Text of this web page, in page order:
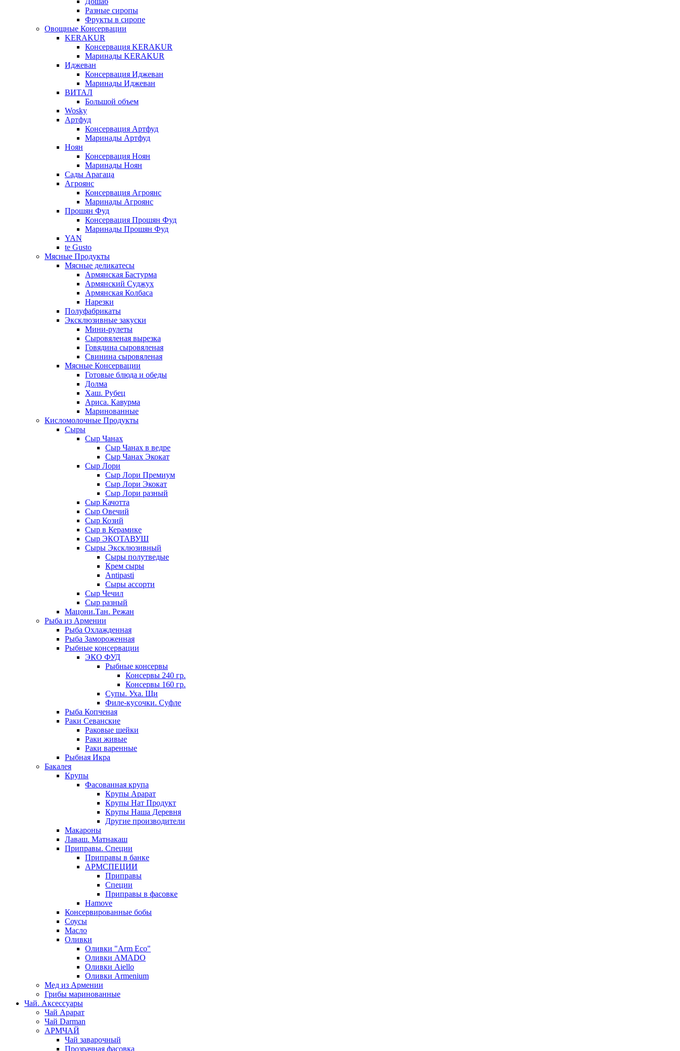
Разные сиропы
Фрукты в сиропе
Овощные Консервации
KERAKUR
Консервация KERAKUR
Маринады KERAKUR
Иджеван
Консервация Иджеван
Маринады Иджеван
ВИТАЛ
Большой объем
Wosky
Артфуд
Консервация Артфуд
Маринады Артфуд
Ноян
Консервация Ноян
Маринады Ноян
Сады Арагаца
Агроянс
Консервация Агроянс
Маринады Агроянс
Прошян Фуд
Консервация Прошян Фуд
Маринады Прошян Фуд
YAN
te Gusto
Мясные Продукты
Мясные деликатесы
Армянская Бастурма
Армянский Суджух
Армянская Колбаса
Нарезки
Полуфабрикаты
Эксклюзивные закуски
Мини-рулеты
Сыровяленая вырезка
Говядина сыровяленая
Свинина сыровяленая
Мясные Консервации
Готовые блюда и обеды
Долма
Хаш. Рубец
Ариса. Кавурма
Маринованные
Кисломолочные Продукты
Сыры
Сыр Чанах
Сыр Чанах в ведре
Сыр Чанах Экокат
Сыр Лори
Сыр Лори Премиум
Сыр Лори Экокат
Сыр Лори разный
Сыр Качотта
Сыр Овечий
Сыр Козий
Сыр в Керамике
Сыр ЭКОТАВУШ
Сыры Эксклюзивный
Сыры полутведые
Крем сыры
Antipasti
Сыры ассорти
Сыр Чечил
Сыр разный
Мацони.Тан. Режан
Рыба из Армении
Рыба Охлажденная
Рыба Замороженная
Рыбные консервации
ЭКО ФУД
Рыбные консервы
Консервы 240 гр.
Консервы 160 гр.
Супы. Уха. Щи
Филе-кусочки. Суфле
Рыба Копченая
Раки Севанские
Раковые шейки
Раки живые
Раки варенные
Рыбная Икра
Бакалея
Крупы
Фасованная крупа
Крупы Арарат
Крупы Нат Продукт
Крупы Наша Деревня
Другие производители
Макароны
Лаваш. Матнакаш
Приправы. Специи
Приправы в банке
АРМСПЕЦИИ
Приправы
Специи
Приправы в фасовке
Hamove
Консервированные бобы
Соусы
Масло
Оливки
Оливки "Arm Eco"
Оливки AMADO
Оливки Aiello
Оливки Armenium
Мед из Армении
Грибы маринованные
Чай. Аксессуары
Чай Арарат
Чай Darman
АРМЧАЙ
Чай заварочный
Прозрачная фасовка